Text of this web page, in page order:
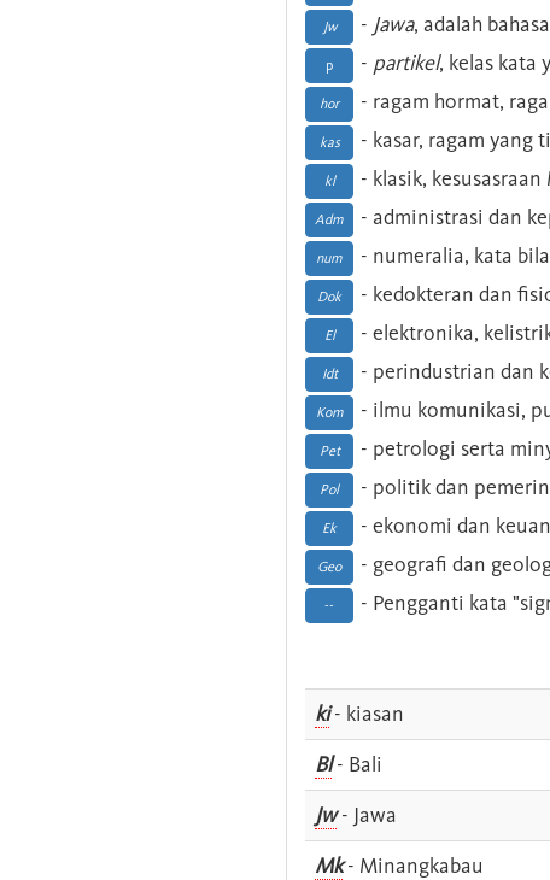
Jw - Jawa, adalah
p - partikel, kelas kata
hor - ragam hormat,
kas - kasar, ragam yang
kl - klasik,
Adm - administrasi dan
num - numeralia, kata
Dok - kedokteran dan
El - elektronika,
Idt - perindustrian dan
Kom - ilmu komunikasi,
Pet - petrologi serta
Pol - politik dan
Ek - ekonomi dan
Geo - geografi dan
-- - Pengganti kata
ki- kiasan
Bl- Bali
Jw- Jawa
Mk- Minangkabau